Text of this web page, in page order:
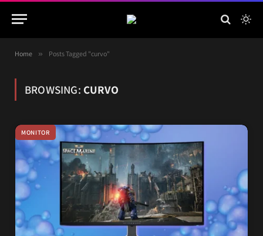
Home » Posts Tagged "curvo"
BROWSING: CURVO
MONITOR